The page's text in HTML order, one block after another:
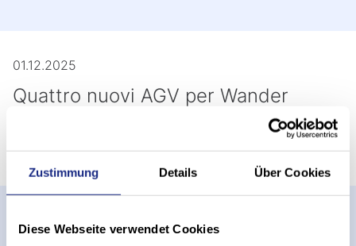
Zustimmung Details Über Cookies
Diese Webseite verwendet Cookies
01.12.2025
Quattro nuovi AGV per Wander